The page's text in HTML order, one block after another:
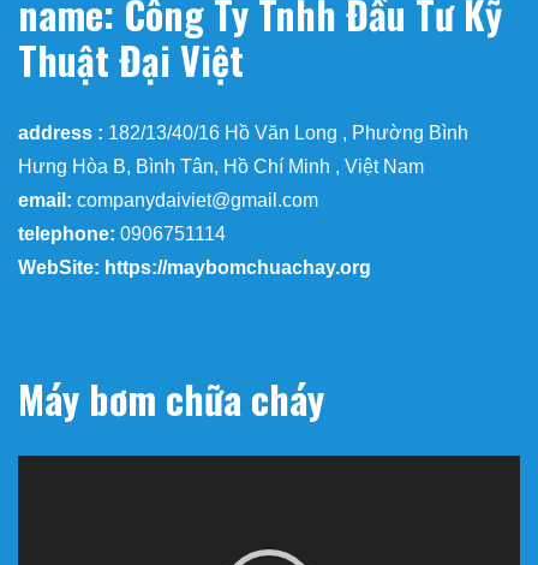
name: Công Ty Tnhh Đầu Tư Kỹ
Thuật Đại Việt
address : 182/13/40/16 Hồ Văn Long , Phường Bình
Hưng Hòa B, Bình Tân, Hồ Chí Minh , Việt Nam
email: companydaiviet@gmail.com
telephone: 0906751114
WebSite: https://maybomchuachay.org
Máy bơm chữa cháy